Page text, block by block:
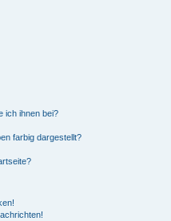
ich ihnen bei?
farbig dargestellt?